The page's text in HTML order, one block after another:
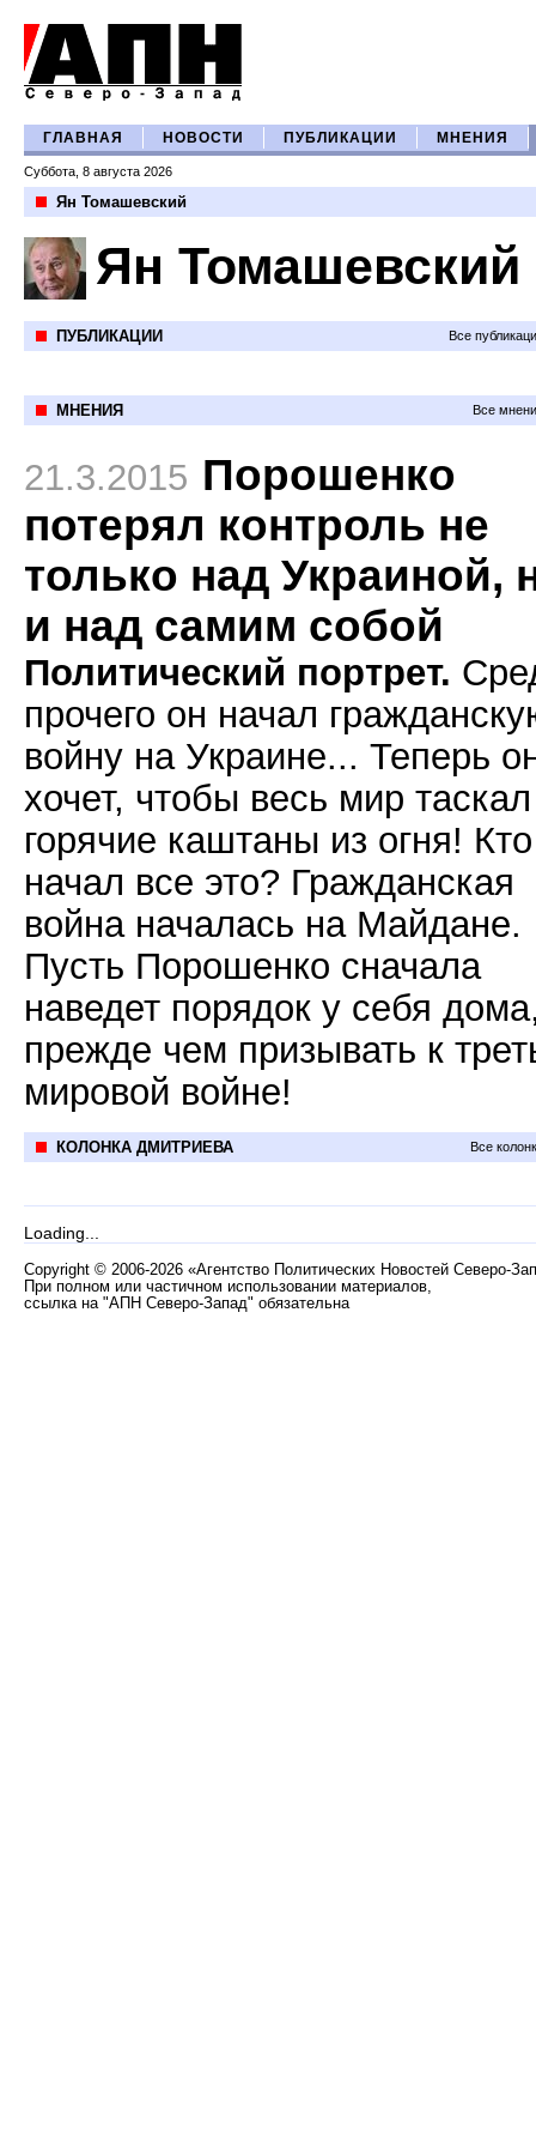
ГЛАВНАЯ НОВОСТИ ПУБЛИКАЦИИ МНЕНИЯ
Суббота, 8 августа 2026
Ян Томашевский
Ян Томашевский
ПУБЛИКАЦИИ Все
МНЕНИЯ Все
21.3.2015 Порошенко
потерял контроль не
только над Украиной,
и над самим собой
Политический портрет.
прочего он начал
войну на Украине... Теперь
хочет, чтобы весь мир таскал
горячие каштаны из огня! Кто
начал все это? Гражданская
война началась на Майдане.
Пусть Порошенко сначала
наведет порядок у себя
прежде чем призывать к
мировой войне!
КОЛОНКА ДМИТРИЕВА Все
Loading...
Copyright © 2006-2026 «Агентство Политических Новостей Северо-
При полном или частичном использовании материалов,
ссылка на "АПН Северо-Запад" обязательна